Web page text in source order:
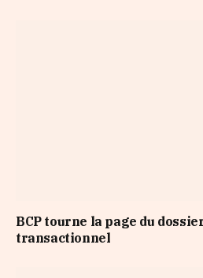
BCP tourne la page du
transactionnel